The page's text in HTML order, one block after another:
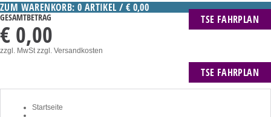
TSE FAHRPLAN
ZUM WARENKORB: 0 ARTIKEL / € 0,00
GESAMTBETRAG
€ 0,00
zzgl. MwStzzgl. Versandkosten
TSE FAHRPLAN
Startseite